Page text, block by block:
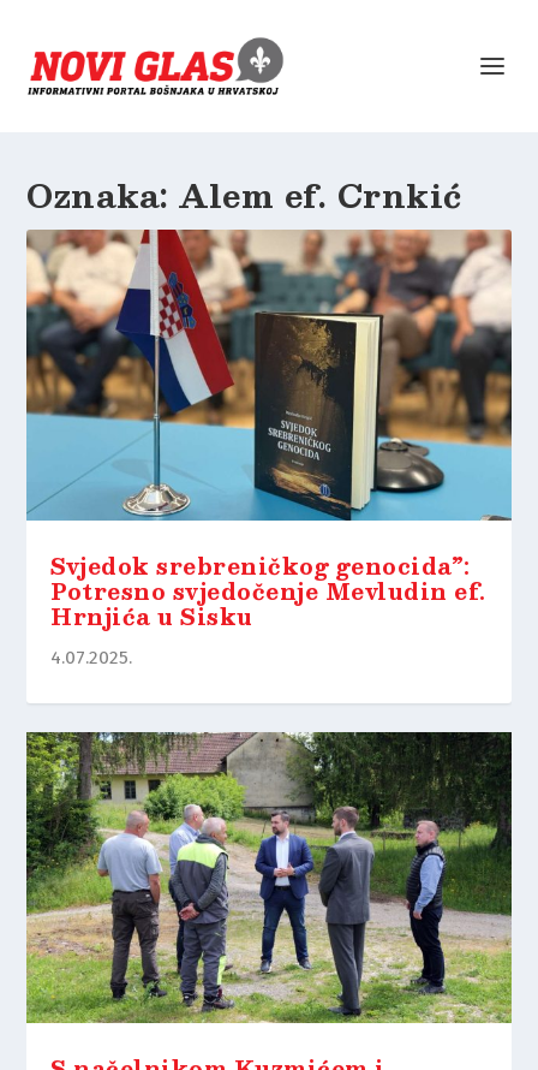
Oznaka:Alem ef. Crnkić
Svjedok srebreničkog genocida”:
Potresno svjedočenje Mevludin ef.
Hrnjića u Sisku
4.07.2025.